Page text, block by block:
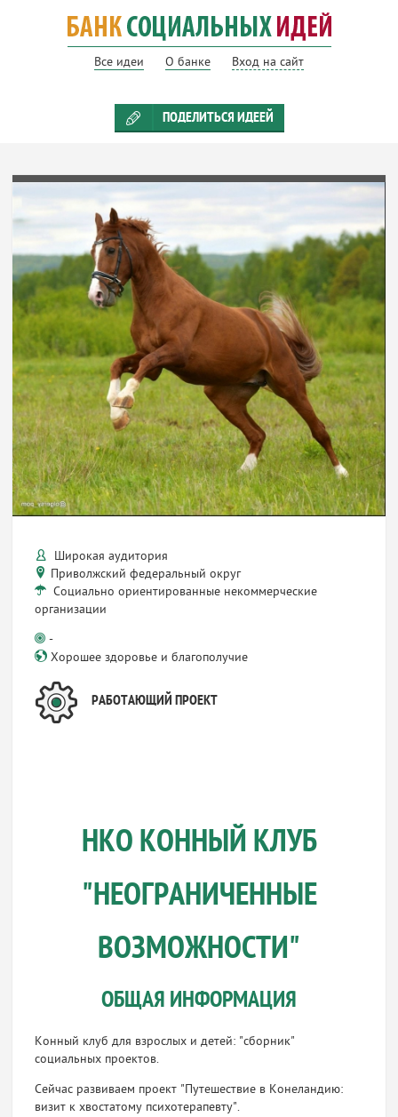
Все идеи О банке Вход на сайт
ПОДЕЛИТЬСЯ ИДЕЕЙ
Широкая аудитория
Приволжский федеральный округ
Социально ориентированные некоммерческие
организации
-
Хорошее здоровье и благополучие
РАБОТАЮЩИЙ ПРОЕКТ
НКО КОННЫЙ КЛУБ
"НЕОГРАНИЧЕННЫЕ
ВОЗМОЖНОСТИ"
ОБЩАЯ ИНФОРМАЦИЯ
Конный клуб для взрослых и детей: "сборник"
социальных проектов.
Сейчас развиваем проект "Путешествие в Конеландию:
визит к хвостатому психотерапевту".